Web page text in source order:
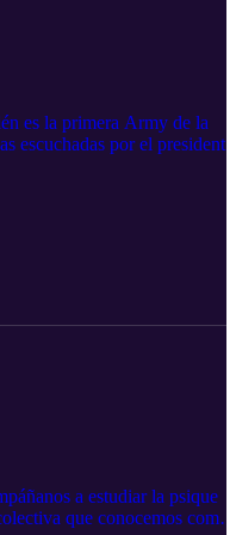
con las noticias.
es la primera Army de la
escuchadas por el presidente
2 Coreas y que no se
el deporte de invierno más
Favorito está
esa antigua época de la
como... 2016.
Rosas (@vicrogue), Julio
Cesar Alarcón (@riffke78),
a estudiar la psique
que conocemos como